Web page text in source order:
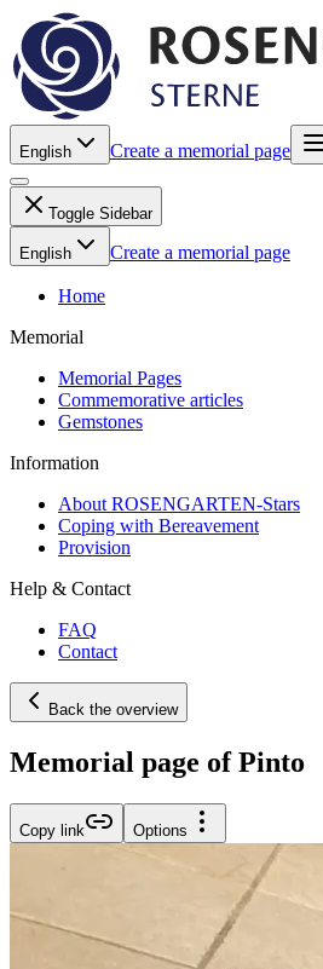
English Create a memorial page
Toggle Sidebar
English Create a memorial page
Home
Memorial
Memorial Pages
Commemorative articles
Gemstones
Information
About ROSENGARTEN-Stars
Coping with Bereavement
Provision
Help & Contact
FAQ
Contact
Back the overview
Memorial page of Pinto
Copy link Options